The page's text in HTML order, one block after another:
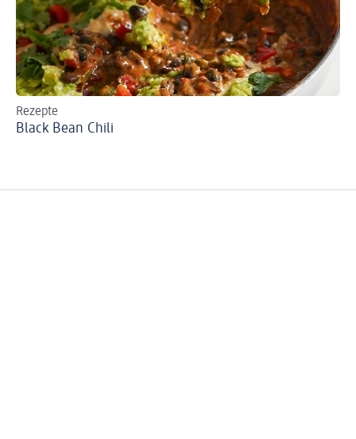
Rezepte
Black Bean Chili